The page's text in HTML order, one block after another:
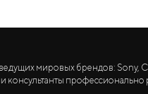
мировых брендов: Sony,
консультанты профессионально